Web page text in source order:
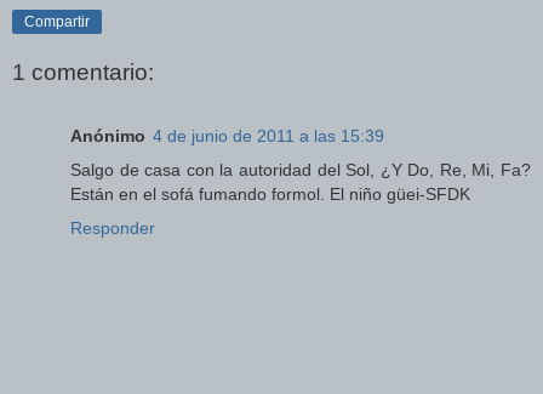
Compartir
1 comentario:
Anónimo 4 de junio de 2011 a las 15:39
Salgo de casa con la autoridad del Sol, ¿Y Do, Re, Mi, Fa?
Están en el sofá fumando formol. El niño güei-SFDK
Responder